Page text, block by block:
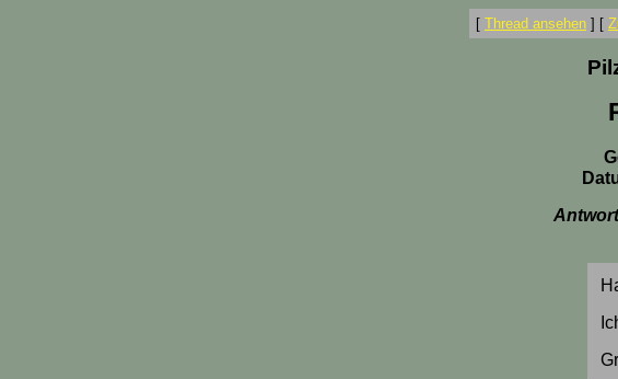
[ Thread ansehen ] [